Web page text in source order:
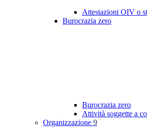
Attestazioni OIV o
Burocrazia zero
Burocrazia zero
Attività soggette a
Organizzazione 9